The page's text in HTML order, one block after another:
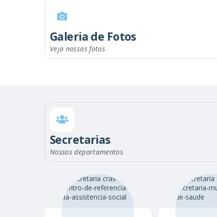
Galeria de Fotos
Veja nossas fotos
CURSO DE CAPOEIRA ANGOLA
ANIVERSÁRIO DE 62 ANOS DE
SEBASTIANÓPOLIS DO SUL
Secretarias
Nossos departamentos